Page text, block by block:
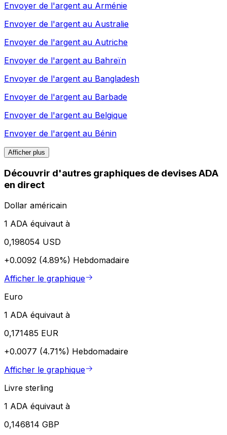
Envoyer de l'argent au Arménie
Envoyer de l'argent au Australie
Envoyer de l'argent au Autriche
Envoyer de l'argent au Bahreïn
Envoyer de l'argent au Bangladesh
Envoyer de l'argent au Barbade
Envoyer de l'argent au Belgique
Envoyer de l'argent au Bénin
Afficher plus
Découvrir d'autres graphiques de devises ADA
en direct
Dollar américain
1 ADA équivaut à
0,198054 USD
+0.0092 (4.89%) Hebdomadaire
Afficher le graphique
Euro
1 ADA équivaut à
0,171485 EUR
+0.0077 (4.71%) Hebdomadaire
Afficher le graphique
Livre sterling
1 ADA équivaut à
0,146814 GBP